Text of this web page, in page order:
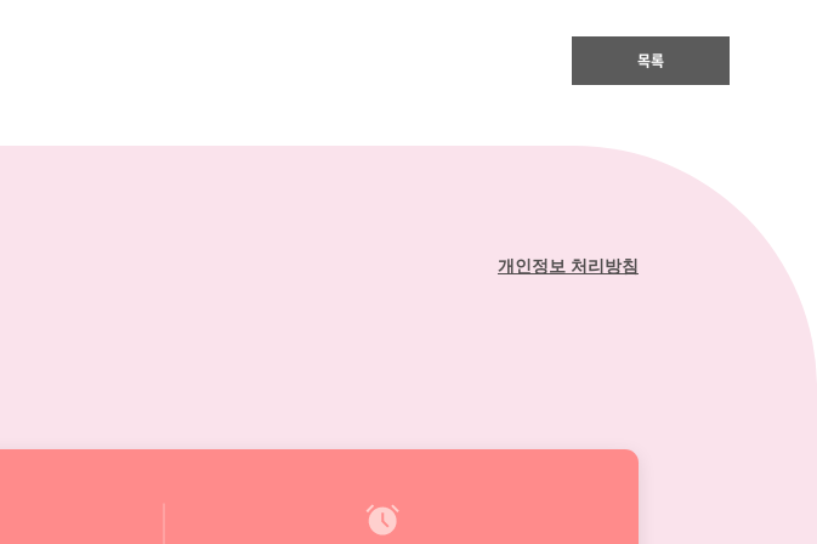
목록
개인정보 처리방침